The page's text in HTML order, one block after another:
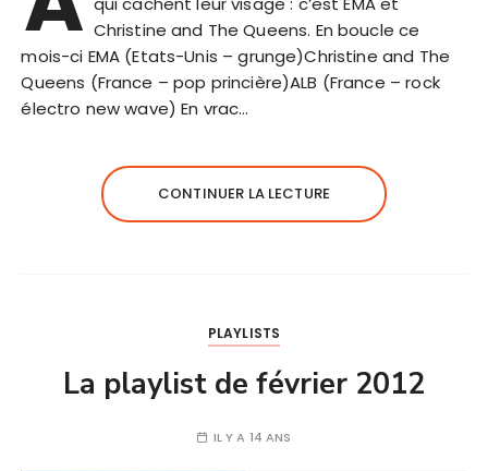
Christine and The Queens. En boucle ce
mois-ci EMA (Etats-Unis – grunge)Christine and The
Queens (France – pop princière)ALB (France – rock
électro new wave) En vrac…
CONTINUER LA LECTURE
PLAYLISTS
La playlist de février 2012
IL Y A 14 ANS